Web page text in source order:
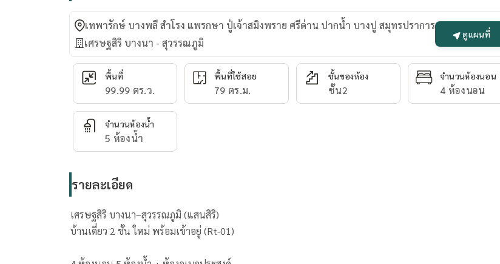
เทพารักษ์ บางพลี สำโรง แพรกษา ปู่เจ้าสมิงพราย ศรีด่าน ปากน้ำ บางปู สมุทรปราการ
เศรษฐสิริ บางนา - สุวรรณภูมิ
ดูแผนที่
พื้นที่
99.99 ตร.ว.
พื้นที่ใช้สอย
79 ตร.ม.
ชั้นของห้อง
ชั้น2
จำนวนห้องนอน
4 ห้องนอน
จำนวนห้องน้ำ
5 ห้องน้ำ
รายละเอียด
เศรษฐสิริ บางนา–สุวรรณภูมิ (แสนสิริ)
บ้านเดี่ยว 2 ชั้น ใหม่ พร้อมเข้าอยู่ (Rt-01)